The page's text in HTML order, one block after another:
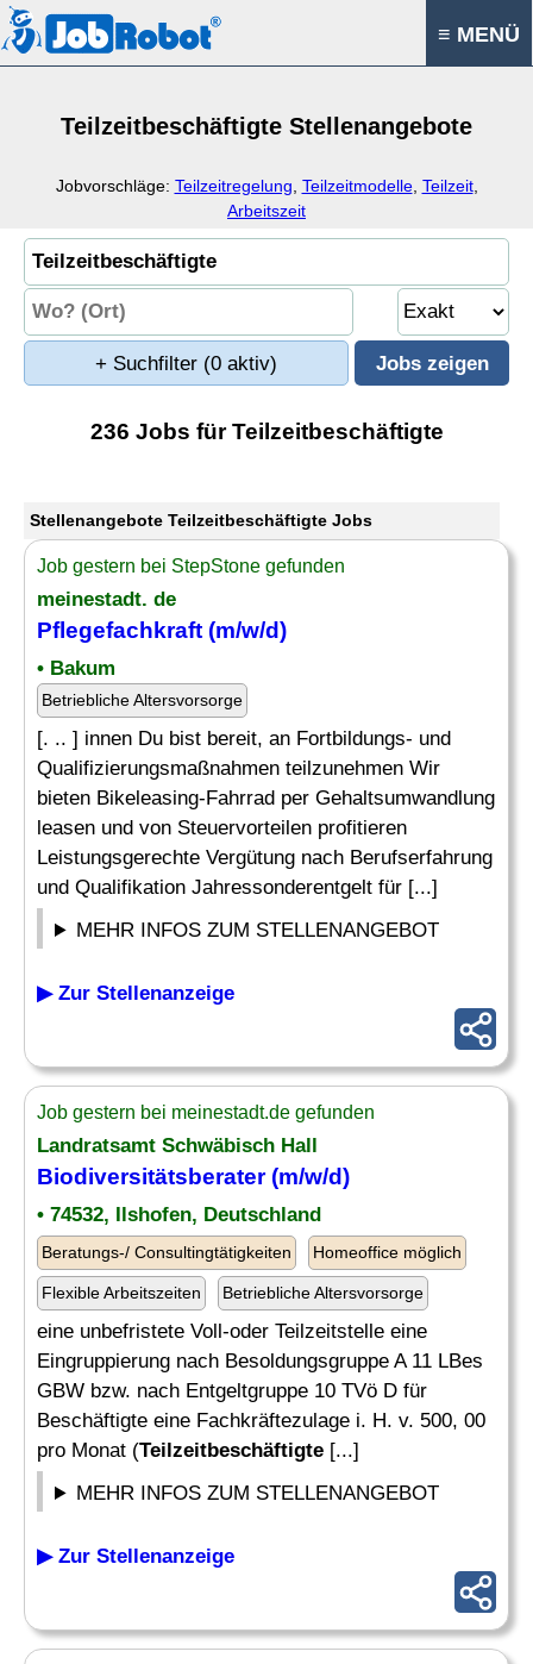
≡ MENÜ
Teilzeitbeschäftigte Stellenangebote
Jobvorschläge: Teilzeitregelung Teilzeitmodelle, Teilzeit,
Arbeitszeit
+ Suchfilter (0 aktiv)
236 Jobs für Teilzeitbeschäftigte
Stellenangebote Teilzeitbeschäftigte Jobs
Job gestern bei StepStone gefunden
meinestadt. de
Pflegefachkraft (m/w/d)
• Bakum
Betriebliche Altersvorsorge
[. .. ] innen Du bist bereit, an Fortbildungs- und
Qualifizierungsmaßnahmen teilzunehmen Wir
bieten Bikeleasing-Fahrrad per Gehaltsumwandlung
leasen und von Steuervorteilen profitieren
Leistungsgerechte Vergütung nach Berufserfahrung
und Qualifikation Jahressonderentgelt für [...]
MEHR INFOS ZUM STELLENANGEBOT
▶ Zur Stellenanzeige
Job gestern bei meinestadt.de gefunden
Landratsamt Schwäbisch Hall
Biodiversitätsberater (m/w/d)
• 74532, Ilshofen, Deutschland
Beratungs-/ Consultingtätigkeiten Homeoffice möglich
Flexible Arbeitszeiten Betriebliche Altersvorsorge
eine unbefristete Voll-oder Teilzeitstelle eine
Eingruppierung nach Besoldungsgruppe A 11 LBes
GBW bzw. nach Entgeltgruppe 10 TVö D für
Beschäftigte eine Fachkräftezulage i. H. v. 500, 00
pro Monat (Teilzeitbeschäftigte [...]
MEHR INFOS ZUM STELLENANGEBOT
▶ Zur Stellenanzeige